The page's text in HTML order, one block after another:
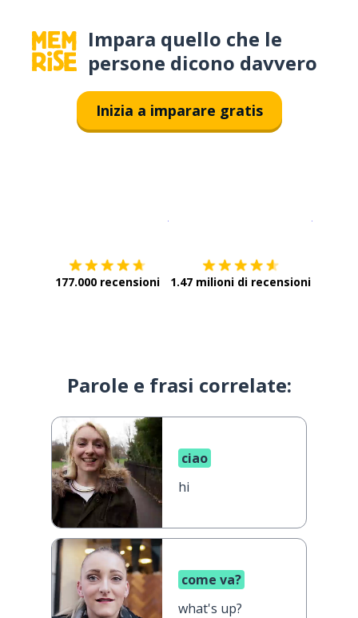
Impara quello che le
persone dicono davvero
Inizia a imparare gratis
177.000 recensioni 1.47 milioni di recensioni
Parole e frasi correlate:
ciao
hi
come va?
what's up?